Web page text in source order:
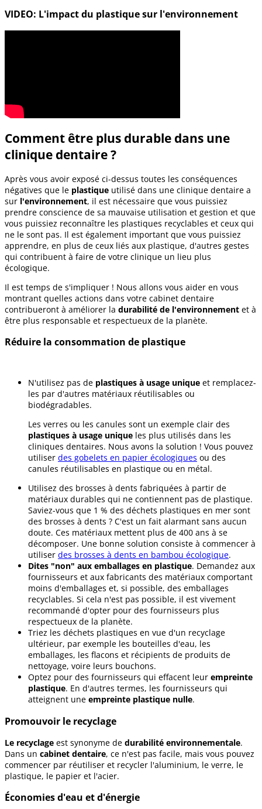
VIDEO: L'impact du plastique sur l'environnement
Comment être plus durable dans une
clinique dentaire ?
Après vous avoir exposé ci-dessus toutes les conséquences
négatives que le plastique utilisé dans une clinique dentaire a
sur l'environnement, il est nécessaire que vous puissiez
prendre conscience de sa mauvaise utilisation et gestion et que
vous puissiez reconnaître les plastiques recyclables et ceux qui
ne le sont pas. Il est également important que vous puissiez
apprendre, en plus de ceux liés aux plastique, d'autres gestes
qui contribuent à faire de votre clinique un lieu plus
écologique.
Il est temps de s'impliquer ! Nous allons vous aider en vous
montrant quelles actions dans votre cabinet dentaire
contribueront à améliorer la durabilité de l'environnement et à
être plus responsable et respectueux de la planète.
Réduire la consommation de plastique
N'utilisez pas de plastiques à usage unique et remplacez-
les par d'autres matériaux réutilisables ou
biodégradables.
Les verres ou les canules sont un exemple clair des
plastiques à usage unique les plus utilisés dans les
cliniques dentaires. Nous avons la solution ! Vous pouvez
utiliser des gobelets en papier écologiques ou des
canules réutilisables en plastique ou en métal.
Utilisez des brosses à dents fabriquées à partir de
matériaux durables qui ne contiennent pas de plastique.
Saviez-vous que 1 % des déchets plastiques en mer sont
des brosses à dents ? C'est un fait alarmant sans aucun
doute. Ces matériaux mettent plus de 400 ans à se
décomposer. Une bonne solution consiste à commencer à
utiliser des brosses à dents en bambou écologique.
Dites "non" aux emballages en plastique. Demandez aux
fournisseurs et aux fabricants des matériaux comportant
moins d'emballages et, si possible, des emballages
recyclables. Si cela n'est pas possible, il est vivement
recommandé d'opter pour des fournisseurs plus
respectueux de la planète.
Triez les déchets plastiques en vue d'un recyclage
ultérieur, par exemple les bouteilles d'eau, les
emballages, les flacons et récipients de produits de
nettoyage, voire leurs bouchons.
Optez pour des fournisseurs qui effacent leur empreinte
plastique. En d'autres termes, les fournisseurs qui
atteignent une empreinte plastique nulle.
Promouvoir le recyclage
Le recyclage est synonyme de durabilité environnementale.
Dans un cabinet dentaire, ce n'est pas facile, mais vous pouvez
commencer par réutiliser et recycler l'aluminium, le verre, le
plastique, le papier et l'acier.
Économies d'eau et d'énergie